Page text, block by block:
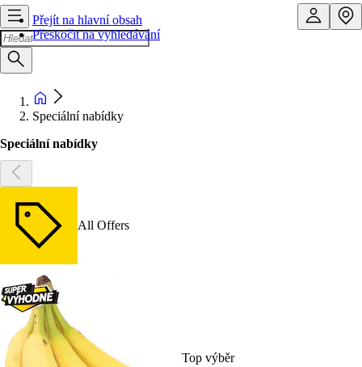
Přejít na hlavní obsah
Přeskočit na vyhledávání
Speciální nabídky
Speciální nabídky
All Offers
Top výběr